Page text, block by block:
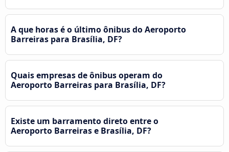
A que horas é o último ônibus do Aeroporto
Barreiras para Brasília, DF?
Quais empresas de ônibus operam do
Aeroporto Barreiras para Brasília, DF?
Existe um barramento direto entre o
Aeroporto Barreiras e Brasília, DF?